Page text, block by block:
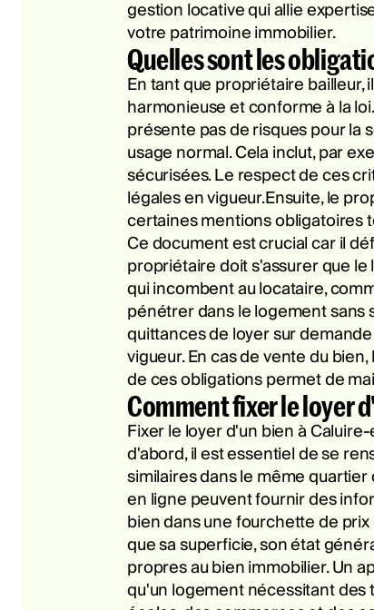
gestion locative qui allie
votre patrimoine immobilier.
Quelles sont les
En tant que propriétaire
harmonieuse et conforme à la
présente pas de risques pour la
usage normal. Cela inclut, par
sécurisées. Le respect de ces
légales en vigueur.Ensuite, le
certaines mentions obligatoires
Ce document est crucial car il
propriétaire doit s'assurer que
qui incombent au locataire,
pénétrer dans le logement sans
quittances de loyer sur
vigueur. En cas de vente du
de ces obligations permet de
Comment fixer le loyer
Fixer le loyer d'un bien à
d'abord, il est essentiel de se
similaires dans le même
en ligne peuvent fournir des
bien dans une fourchette de
que sa superficie, son état
propres au bien immobilier. Un
qu'un logement nécessitant des